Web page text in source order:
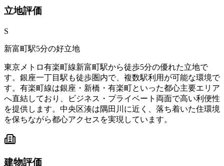
立地評価
S
新富町駅5分の好立地
東京メトロ有楽町線新富町駅から徒歩5分の優れた立地で
す。銀座一丁目駅も徒歩圏内で、複数駅利用が可能な環境で
す。有楽町線は銀座・新橋・有楽町といった都心主要エリア
へ直結しており、ビジネス・プライベート両面で高い利便性
を提供します。中央区湊は隅田川に近く、落ち着いた住環境
を保ちながら都心アクセスを実現しています。
建物評価